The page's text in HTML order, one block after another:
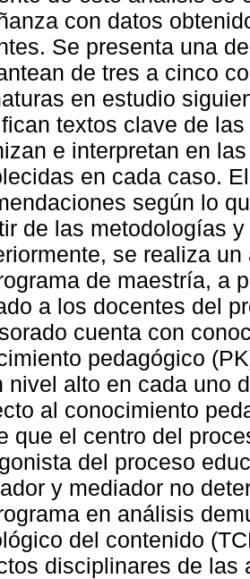
con datos
Se presenta una
de tres a cinco
en estudio
textos clave de
e interpretan en
en cada caso.
según lo
de las metodologías
se realiza
de maestría, a
a los docentes del
cuenta con
pedagógico
nivel alto en cada uno
al conocimiento
que el centro del
del proceso
y mediador no
en análisis
del contenido
disciplinares de las